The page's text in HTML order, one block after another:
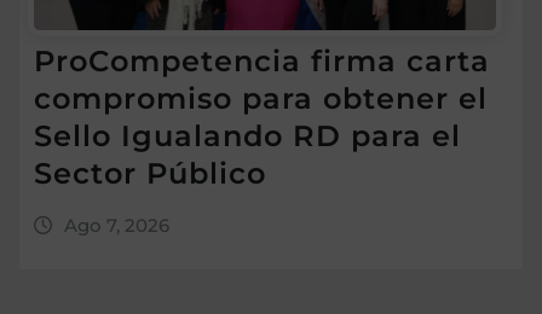
ProCompetencia firma carta
compromiso para obtener el
Sello Igualando RD para el
Sector Público
Ago 7, 2026